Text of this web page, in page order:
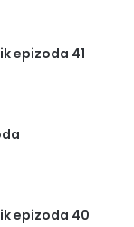
epizoda 41
epizoda 40